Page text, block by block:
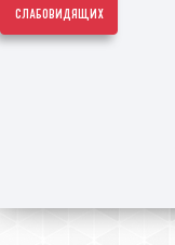
слабовидящих